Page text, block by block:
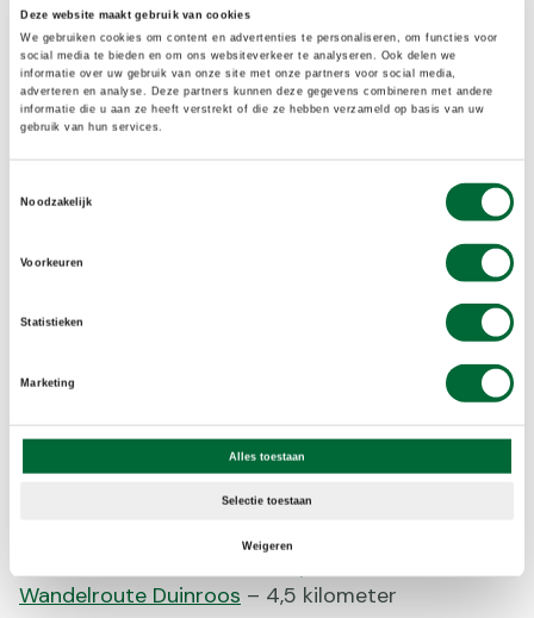
Deze website maakt gebruik van cookies
We gebruiken cookies om content en advertenties te personaliseren, om functies voor
social media te bieden en om ons websiteverkeer te analyseren. Ook delen we
informatie over uw gebruik van onze site met onze partners voor social media,
adverteren en analyse. Deze partners kunnen deze gegevens combineren met andere
informatie die u aan ze heeft verstrekt of die ze hebben verzameld op basis van uw
gebruik van hun services.
Noodzakelijk
Voorkeuren
Statistieken
Marketing
Alles toestaan
Selectie toestaan
Weigeren
Ook al heeft het vliegveld maar 67 jaar bestaan,
het heeft een rijke geschiedenis. Nog voordat het
vliegveld in gebruik kon worden genomen, werd
het door de Duitse bezetter in 1940
geconfisqueerd. Na de oorlog heeft het tot 2005
gediend als marinevliegkamp. De stichting
herinneringen aan Vliegveld Valkenburg levend.
bezoekje aan het Bezoekerscentrum. Rondom het
vliegveld vind je veel sporen uit de oorlog. Je
komt meer te weten over de gevechten in mei
Atlantikwall en het marinevliegkamp. Combineer
je wandeling met een mooie ronde door de
Wandelroute Duinroos – 4,5 kilometer